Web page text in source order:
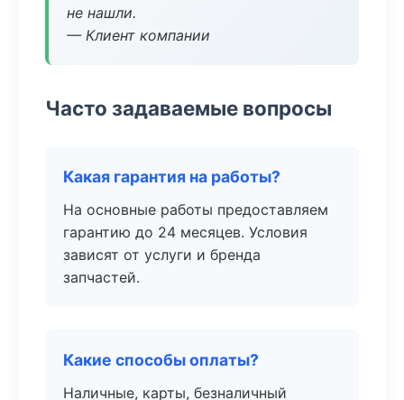
не нашли.
— Клиент компании
Часто задаваемые вопросы
Какая гарантия на работы?
На основные работы предоставляем
гарантию до 24 месяцев. Условия
зависят от услуги и бренда
запчастей.
Какие способы оплаты?
Наличные, карты, безналичный